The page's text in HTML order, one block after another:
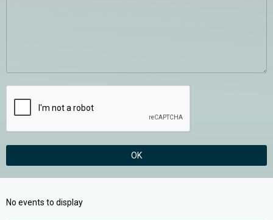
OK
No events to display